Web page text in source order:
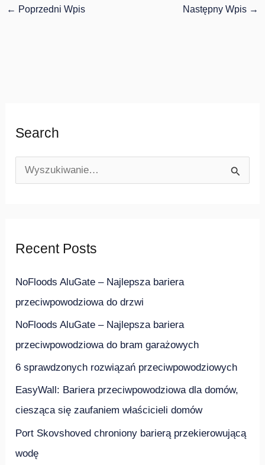
← Poprzedni Wpis Następny Wpis →
Search
aRecent Posts
NoFloods AluGate – Najlepsza bariera
przeciwpowodziowa do drzwi
NoFloods AluGate – Najlepsza bariera
przeciwpowodziowa do bram garażowych
6 sprawdzonych rozwiązań przeciwpowodziowych
EasyWall: Bariera przeciwpowodziowa dla domów,
ciesząca się zaufaniem właścicieli domów
Port Skovshoved chroniony barierą przekierowującą
wodę